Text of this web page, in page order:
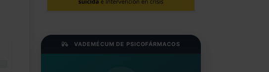
VADEMÉCUM DE PSICOFÁRMACOS